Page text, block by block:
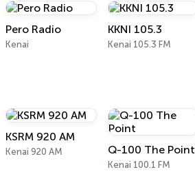
Pero Radio
Kenai
KKNI 105.3
Kenai 105.3 FM
KSRM 920 AM
Kenai 920 AM Q-100 The Point
Kenai 100.1 FM